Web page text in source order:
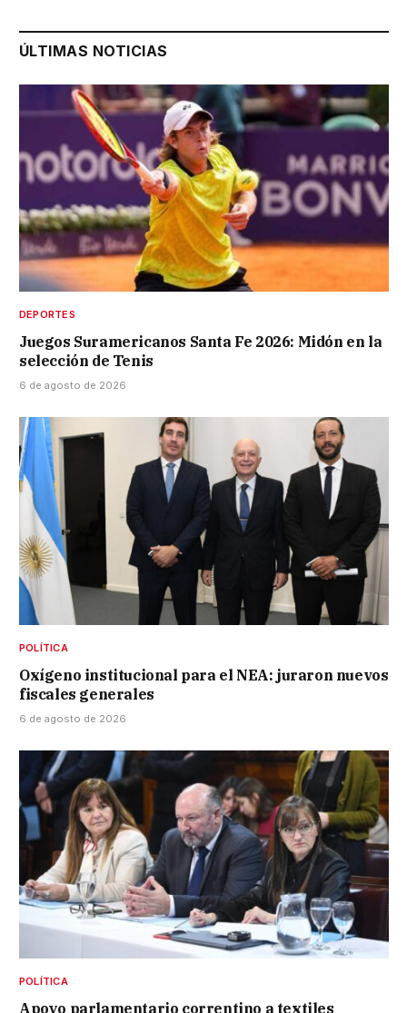
ÚLTIMAS NOTICIAS
DEPORTES
Juegos Suramericanos Santa Fe 2026: Midón en la
selección de Tenis
6 de agosto de 2026
POLÍTICA
Oxígeno institucional para el NEA: juraron nuevos
fiscales generales
6 de agosto de 2026
POLÍTICA
Apoyo parlamentario correntino a textiles